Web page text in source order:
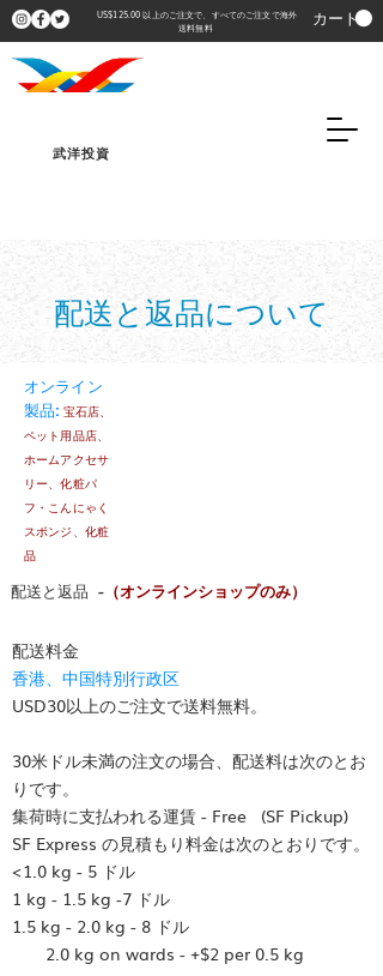
US$125.00 以上のご注文で、すべてのご注文で海外
送料無料
カート
武洋投資
配送と返品について
オンライン
製品: 宝石店、
ペット用品店、
ホームアクセサ
リー、化粧パ
フ・こんにゃく
スポンジ、化粧
品
配送と返品 - （オンラインショップのみ）
配送料金
香港、中国特別行政区
USD30以上のご注文で送料無料。
30米ドル未満の注文の場合、配送料は次のとお
りです。
集荷時に支払われる運賃 - Free (SF Pickup)
SF Express の見積もり料金は次のとおりです。
<1.0 kg - 5 ドル
1 kg - 1.5 kg -7 ドル
1.5 kg - 2.0 kg - 8 ドル
2.0 kg on wards - +$2 per 0.5 kg